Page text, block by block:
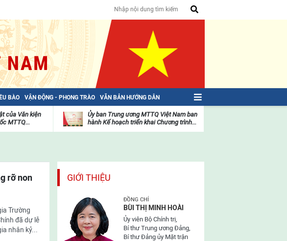
BÀO VẬN ĐỘNG - PHONG TRÀO VĂN BẢN HƯỚNG DẪN
của Văn kiện
MTTQ...
mặt
trận
Ủy ban Trung ương MTTQ Việt Nam ban
hành Kế hoạch triển khai Chương trình...
rỡ non
Trường
đã dự lễ
nhân kỷ...
GIỚI THIỆU
ĐỒNG CHÍ
BÙI THỊ MINH HOÀI
Ủy viên Bộ Chính trị,
Bí thư Trung ương Đảng,
Bí thư Đảng ủy Mặt trận